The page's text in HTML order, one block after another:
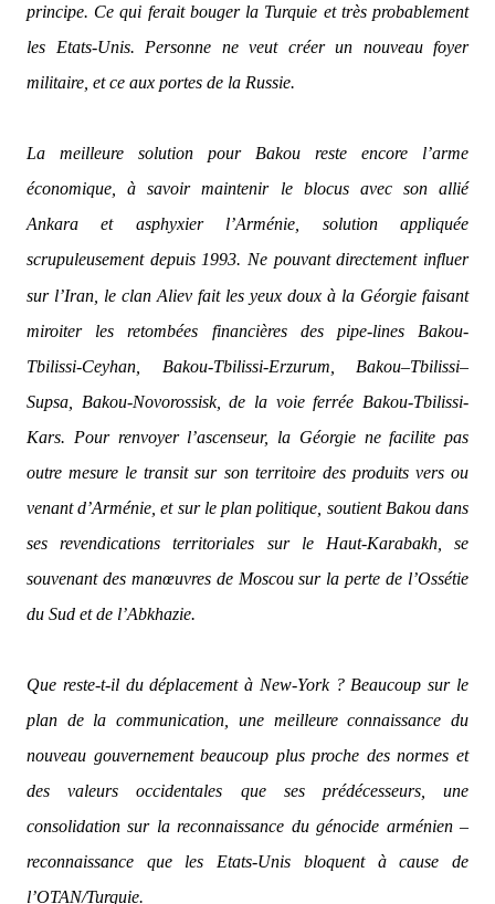
principe. Ce qui ferait bouger la Turquie et très probablement
les Etats-Unis. Personne ne veut créer un nouveau foyer
militaire, et ce aux portes de la Russie.
La meilleure solution pour Bakou reste encore l’arme
économique, à savoir maintenir le blocus avec son allié
Ankara et asphyxier l’Arménie, solution appliquée
scrupuleusement depuis 1993. Ne pouvant directement influer
sur l’Iran, le clan Aliev fait les yeux doux à la Géorgie faisant
miroiter les retombées financières des pipe-lines Bakou-
Tbilissi-Ceyhan, Bakou-Tbilissi-Erzurum, Bakou–Tbilissi–
Supsa, Bakou-Novorossisk, de la voie ferrée Bakou-Tbilissi-
Kars. Pour renvoyer l’ascenseur, la Géorgie ne facilite pas
outre mesure le transit sur son territoire des produits vers ou
venant d’Arménie, et sur le plan politique, soutient Bakou dans
ses revendications territoriales sur le Haut-Karabakh, se
souvenant des manœuvres de Moscou sur la perte de l’Ossétie
du Sud et de l’Abkhazie.
Que reste-t-il du déplacement à New-York ? Beaucoup sur le
plan de la communication, une meilleure connaissance du
nouveau gouvernement beaucoup plus proche des normes et
des valeurs occidentales que ses prédécesseurs, une
consolidation sur la reconnaissance du génocide arménien –
reconnaissance que les Etats-Unis bloquent à cause de
l’OTAN/Turquie.